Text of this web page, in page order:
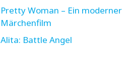
Pretty Woman – Ein moderner
Märchenfilm
Alita: Battle Angel